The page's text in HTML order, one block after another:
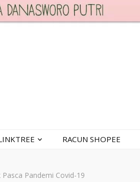
RACUN SHOPEE
Pandemi Covid-19